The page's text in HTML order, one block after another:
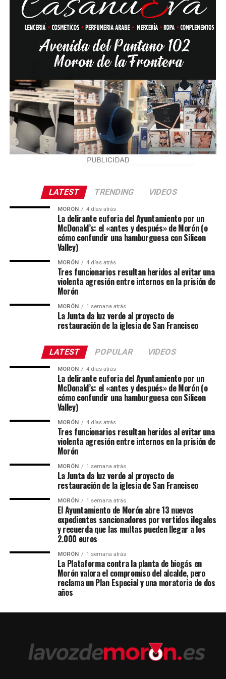
LATEST TRENDING VIDEOS
MORÓN 4 días atrás
La delirante euforia del Ayuntamiento por un
McDonald’s: el «antes y después» de Morón (o
cómo confundir una hamburguesa con Silicon
Valley)
MORÓN 4 días atrás
Tres funcionarios resultan heridos al evitar una
violenta agresión entre internos en la prisión de
Morón
MORÓN 1 semana atrás
La Junta da luz verde al proyecto de
restauración de la iglesia de San Francisco
LATEST POPULAR VIDEOS
MORÓN 4 días atrás
La delirante euforia del Ayuntamiento por un
McDonald’s: el «antes y después» de Morón (o
cómo confundir una hamburguesa con Silicon
Valley)
MORÓN 4 días atrás
Tres funcionarios resultan heridos al evitar una
violenta agresión entre internos en la prisión de
Morón
MORÓN 1 semana atrás
La Junta da luz verde al proyecto de
restauración de la iglesia de San Francisco
MORÓN 1 semana atrás
El Ayuntamiento de Morón abre 13 nuevos
expedientes sancionadores por vertidos ilegales
y recuerda que las multas pueden llegar a los
2.000 euros
MORÓN 1 semana atrás
La Plataforma contra la planta de biogás en
Morón valora el compromiso del alcalde, pero
reclama un Plan Especial y una moratoria de dos
años